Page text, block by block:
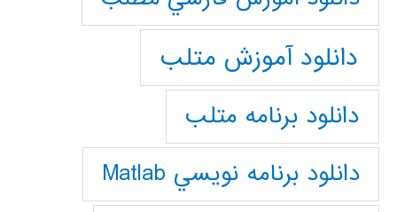
دانلود آموزش متلب
دانلود برنامه متلب
دانلود برنامه نويسي Matlab